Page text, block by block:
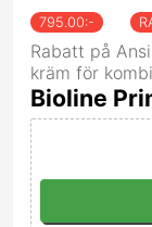
795.00:-
Rabatt på
kräm för
Bioline